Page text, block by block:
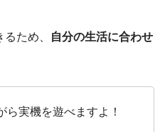
ため、
自分の生活に合わせ
ら実機を遊べますよ！